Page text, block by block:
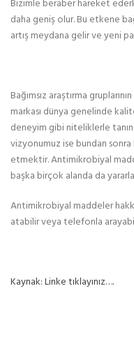
Bizimle beraber hareket
daha geniş olur. Bu etkene
artış meydana gelir ve yeni
Bağımsız araştırma
markası dünya genelinde
deneyim gibi niteliklerle
vizyonumuz ise bundan
etmektir. Antimikrobiyal
başka birçok alanda da
Antimikrobiyal maddeler
atabilir veya telefonla
Kaynak: Linke tıklayınız….